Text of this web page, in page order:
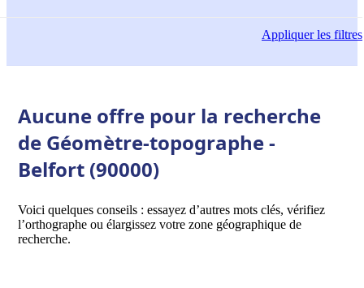
Appliquerles filtres
Aucune offre pour la recherche
de Géomètre-topographe -
Belfort (90000)
Voici quelques conseils : essayez d’autres mots clés, vérifiez
l’orthographe ou élargissez votre zone géographique de
recherche.